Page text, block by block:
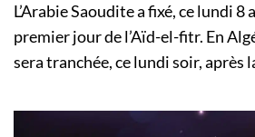
L’Arabie Saoudite a fixé, ce lundi 8
premier jour de l’Aïd-el-fitr. En
sera tranchée, ce lundi soir, après